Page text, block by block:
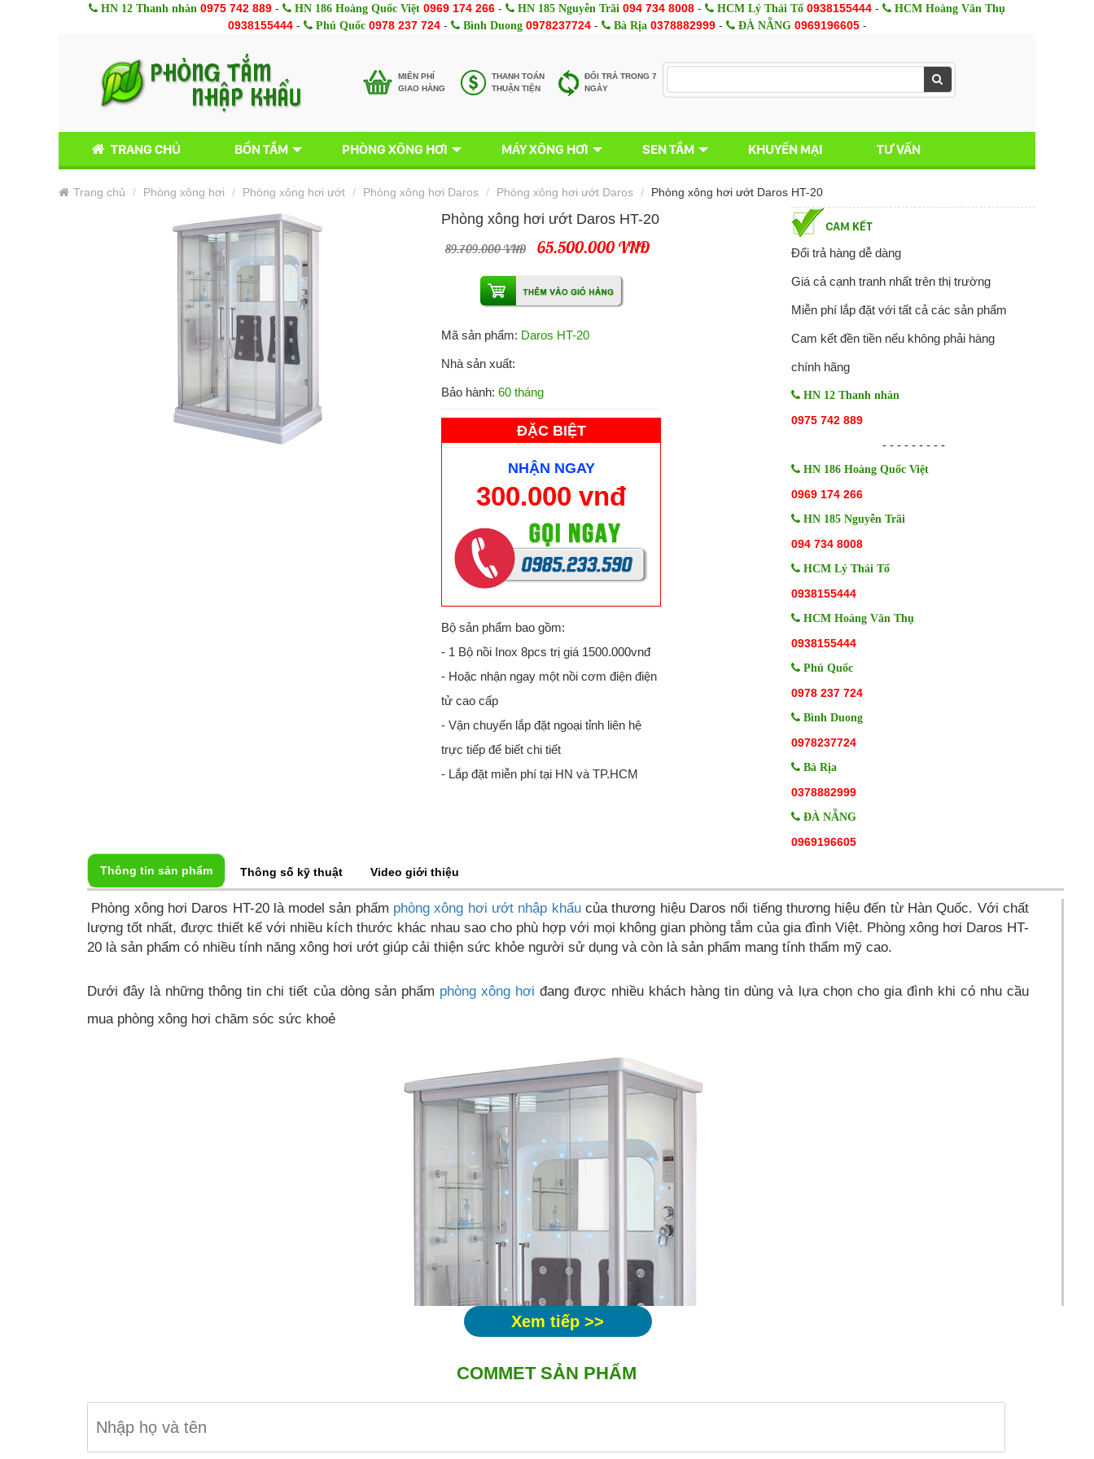
HN 12 Thanh nhàn 0975 742 889 - HN 186 Hoàng Quốc Việt 0969 174 266 - HN 185 Nguyễn Trãi 094 734 8008 - HCM Lý Thái Tổ 0938155444 - HCM Hoàng Văn Thụ
0938155444- Phú Quốc 0978 237 724- Bình Duong 0978237724- Bà Rịa 0378882999- ĐÀ NẴNG 0969196605-
MIÊN PHÍ
GIAO HÀNG
THANH TOÁN
THUẬN TIỆN
ĐỔI TRẢ TRONG 7
NGÀY
TRANG CHỦ BỒN TẮM PHÒNG XÔNG HƠI MÁY XÔNG HƠI SEN TẮM KHUYẾN MẠI TƯ VẤN
Trang chủ Phòng xông hơi Phòng xông hơi ướt Phòng xông hơi Daros Phòng xông hơi ướt Daros Phòng xông hơi ướt Daros HT-20
Phòng xông hơi ướt Daros HT-20
89.709.000 VNĐ 65.500.000 VNĐ
Mã sản phẩm: Daros HT-20
Nhà sản xuất:
Bảo hành: 60 tháng
ĐẶC BIỆT
NHẬN NGAY
300.000 vnđ
Bộ sản phẩm bao gồm:
- 1 Bộ nồi Inox 8pcs trị giá 1500.000vnđ
- Hoặc nhận ngay một nồi cơm điện điện
tử cao cấp
- Vận chuyển lắp đặt ngoại tỉnh liên hệ
trực tiếp để biết chi tiết
- Lắp đặt miễn phí tại HN và TP.HCM
Đổi trả hàng dễ dàng
Giá cả cạnh tranh nhất trên thị trường
Miễn phí lắp đặt với tất cả các sản phẩm
Cam kết đền tiền nếu không phải hàng
chính hãng
HN 12 Thanh nhàn
0975 742 889
-
HN 186 Hoàng Quốc Việt
0969 174 266
-
HN 185 Nguyễn Trãi
094 734 8008
-
HCM Lý Thái Tổ
0938155444
-
HCM Hoàng Văn Thụ
0938155444
-
Phú Quốc
0978 237 724
-
Bình Duong
0978237724
-
Bà Rịa
0378882999
-
ĐÀ NẴNG
0969196605
-
Thông tin sản phẩm Thông số kỹ thuật Video giới thiệu
Phòng xông hơi Daros HT-20 là model sản phẩm phòng xông hơi ướt nhập khẩucủa thương hiệu Daros nổi tiếng thương hiệu đến từ Hàn Quốc. Với chất
lượng tốt nhất, được thiết kế với nhiều kích thước khác nhau sao cho phù hợp với mọi không gian phòng tắm của gia đình Việt. Phòng xông hơi Daros HT-
20 là sản phẩm có nhiều tính năng xông hơi ướt giúp cải thiện sức khỏe người sử dụng và còn là sản phẩm mang tính thẩm mỹ cao.
Dưới đây là những thông tin chi tiết của dòng sản phẩm phòng xông hơi đang được nhiều khách hàng tin dùng và lựa chọn cho gia đình khi có nhu cầu
mua phòng xông hơi chăm sóc sức khoẻ
Xem tiếp >>
COMMET SẢN PHẨM